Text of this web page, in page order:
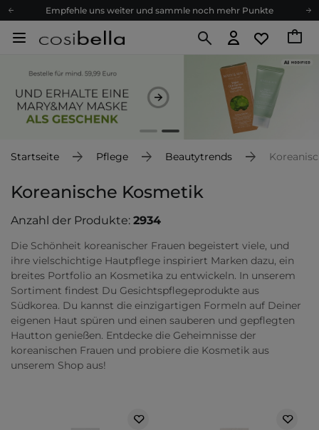
Empfehle uns weiter und sammle noch mehr Punkte
Kostenloser Versand ab 60 €
Versand nach Deutschland und Österreich
Treueprogramm
Lieferung in 1-2 Tagen
Empfehle uns weiter und sammle noch mehr Punkte
Kostenloser Versand ab 60 €
Startseite Pflege Beautytrends
Koreanische Kosmetik
Anzahl der Produkte: 2934
Die Schönheit koreanischer Frauen begeistert viele, und
ihre vielschichtige Hautpflege inspiriert Marken dazu, ein
breites Portfolio an Kosmetika zu entwickeln. In unserem
Sortiment findest Du Gesichtspflegeprodukte aus
Südkorea. Du kannst die einzigartigen Formeln auf Deiner
eigenen Haut spüren und einen sauberen und gepflegten
Hautton genießen. Entdecke die Geheimnisse der
koreanischen Frauen und probiere die Kosmetik aus
unserem Shop aus!